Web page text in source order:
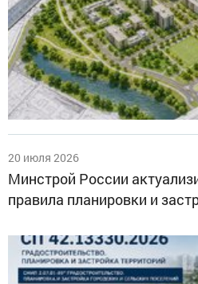
20 июля 2026
Минстрой России
правила планировки и